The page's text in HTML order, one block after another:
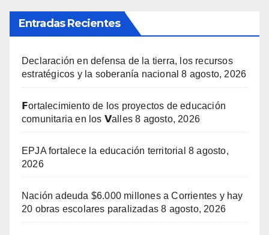
Entradas Recientes
Declaración en defensa de la tierra, los recursos
estratégicos y la soberanía nacional 8 agosto, 2026
𝗙ortalecimiento de los proyectos de educación
comunitaria en los 𝗩alles 8 agosto, 2026
EPJA fortalece la educación territorial 8 agosto,
2026
Nación adeuda $6.000 millones a Corrientes y hay
20 obras escolares paralizadas 8 agosto, 2026